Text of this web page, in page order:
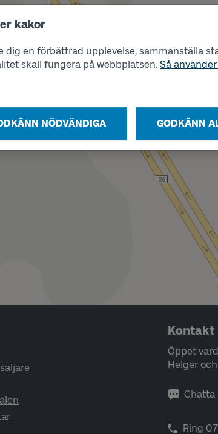
kakor
dig en förbättrad upplevelse, sammanställa
skall fungera på webbplatsen. Så använder
NÖDVÄNDIGA GODKÄNN
Kontakt
Öppet
Helger
Chatta
Ring